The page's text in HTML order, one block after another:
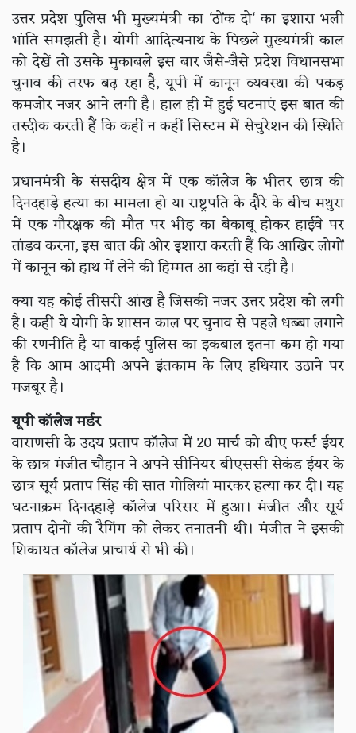
उत्तर प्रदेश पुलिस भी मुख्यमंत्री का ‘ठोंक दो‘ का इशारा भली
भांति समझती है। योगी आदित्यनाथ के पिछले मुख्यमंत्री काल
को देखें तो उसके मुकाबले इस बार जैसे-जैसे प्रदेश विधानसभा
चुनाव की तरफ बढ़ रहा है, यूपी में कानून व्यवस्था की पकड़
कमजोर नजर आने लगी है। हाल ही में हुई घटनाएं इस बात की
तस्दीक करती हैं कि कहीं न कहीं सिस्टम में सेचुरेशन की स्थिति
है।
प्रधानमंत्री के संसदीय क्षेत्र में एक कॉलेज के भीतर छात्र की
दिनदहाड़े हत्या का मामला हो या राष्ट्रपति के दौरे के बीच मथुरा
में एक गौरक्षक की मौत पर भीड़ का बेकाबू होकर हाईवे पर
तांडव करना, इस बात की ओर इशारा करती हैं कि आखिर लोगों
में कानून को हाथ में लेने की हिम्मत आ कहां से रही है।
क्या यह कोई तीसरी आंख है जिसकी नजर उत्तर प्रदेश को लगी
है। कहीं ये योगी के शासन काल पर चुनाव से पहले धब्बा लगाने
की रणनीति है या वाकई पुलिस का इकबाल इतना कम हो गया
है कि आम आदमी अपने इंतकाम के लिए हथियार उठाने पर
मजबूर है।
यूपी कॉलेज मर्डर
वाराणसी के उदय प्रताप कॉलेज में 20 मार्च को बीए फर्स्ट ईयर
के छात्र मंजीत चौहान ने अपने सीनियर बीएससी सेकंड ईयर के
छात्र सूर्य प्रताप सिंह की सात गोलियां मारकर हत्या कर दी। यह
घटनाक्रम दिनदहाड़े कॉलेज परिसर में हुआ। मंजीत और सूर्य
प्रताप दोनों की रैगिंग को लेकर तनातनी थी। मंजीत ने इसकी
शिकायत कॉलेज प्राचार्य से भी की।